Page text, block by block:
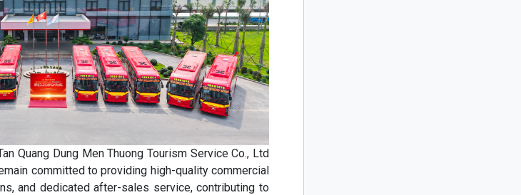
Quang Dung Men Thuong Tourism Service Co., Ltd
committed to providing high-quality commercial
and dedicated after-sales service, contributing to